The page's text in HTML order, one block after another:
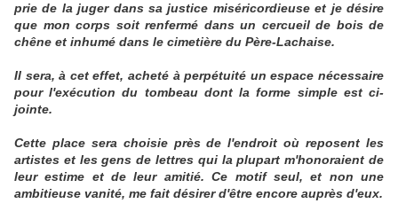
prie de la juger dans sa justice miséricordieuse et je désire
que mon corps soit renfermé dans un cercueil de bois de
chêne et inhumé dans le cimetière du Père-Lachaise.
Il sera, à cet effet, acheté à perpétuité un espace nécessaire
pour l'exécution du tombeau dont la forme simple est ci-
jointe.
Cette place sera choisie près de l'endroit où reposent les
artistes et les gens de lettres qui la plupart m'honoraient de
leur estime et de leur amitié. Ce motif seul, et non une
ambitieuse vanité, me fait désirer d'être encore auprès d'eux.